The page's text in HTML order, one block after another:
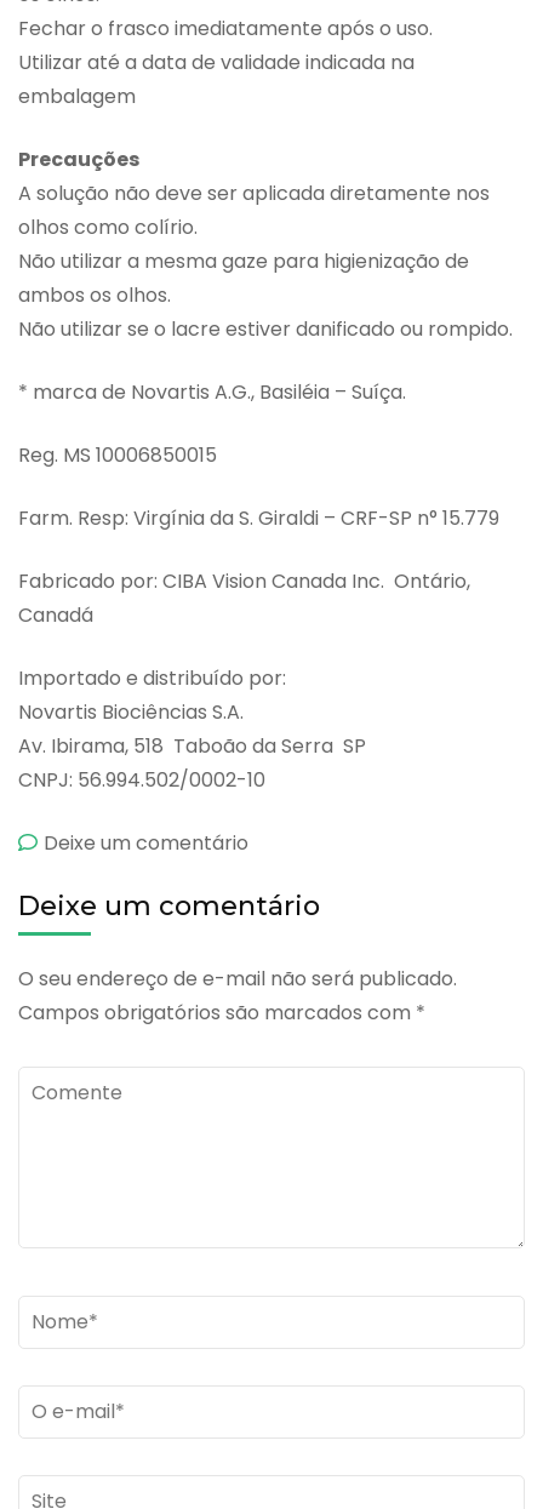
Fechar o frasco imediatamente após o uso.
Utilizar até a data de validade indicada na
embalagem
Precauções
A solução não deve ser aplicada diretamente nos
olhos como colírio.
Não utilizar a mesma gaze para higienização de
ambos os olhos.
Não utilizar se o lacre estiver danificado ou rompido.
* marca de Novartis A.G., Basiléia – Suíça.
Reg. MS 10006850015
Farm. Resp: Virgínia da S. Giraldi – CRF-SP n° 15.779
Fabricado por: CIBA Vision Canada Inc. ­ Ontário,
Canadá
Importado e distribuído por:
Novartis Biociências S.A.
Av. Ibirama, 518 ­ Taboão da Serra ­ SP
CNPJ: 56.994.502/0002-10
Deixe um comentário
Deixe um comentário
O seu endereço de e-mail não será publicado.
Campos obrigatórios são marcados com *
Comente
Name*
Email *
Site